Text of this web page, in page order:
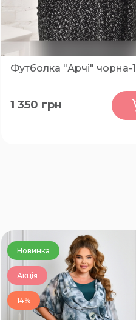
Футболка "Арчі" чорна-1
68, 70, 72, 62, 64, 66, 74, 76
1 350 грн
Новинка
Акція
14%